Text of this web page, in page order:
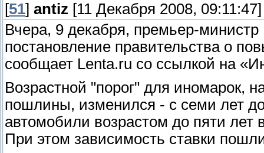
[51] antiz [11 Декабря 2008, 09:11:47]
Вчера, 9 декабря, премьер-
постановление правительства о
сообщает Lenta.ru со ссылкой на
Возрастной "порог" для иномарок,
пошлины, изменился - с семи лет
автомобили возрастом до пяти лет
При этом зависимость ставки